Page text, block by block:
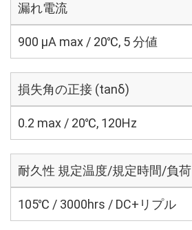
漏れ電流
900 μA max / 20℃, 5 分値
損失角の正接 (tanδ)
0.2 max / 20℃, 120Hz
耐久性 規定温度/規定時間/負荷
105℃ / 3000hrs / DC+リプル